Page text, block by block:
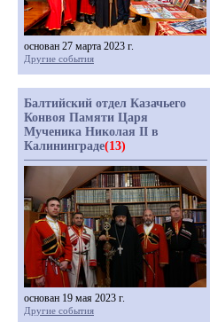
основан 27 марта 2023 г.
Другие события
Балтийский отдел Казачьего
Конвоя Памяти Царя
Мученика Николая II в
Калининграде(13)
основан 19 мая 2023 г.
Другие события